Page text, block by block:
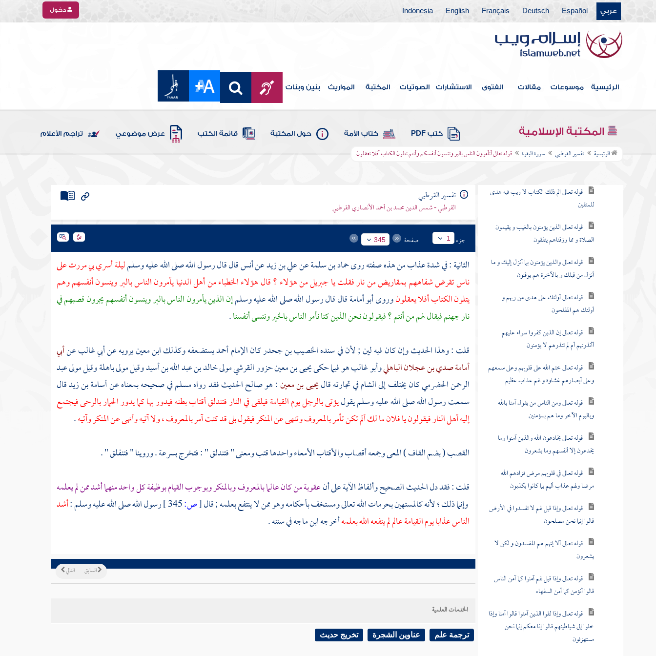
عربي Español
Deutsch
Français
English
Indonesia دخول
الرئيسية موسوعات مقالات الفتوى الاستشارات الصوتيات المكتبة المواريث بنين وبنات
المكتبة الإسلامية كتب PDF كتاب الأمة حول المكتبة قائمة الكتب عرض موضوعي تراجم الأعلام
الرئيسية تفسير القرطبي سورة البقرة قوله تعالى أتأمرون الناس بالبر وتنسون أنفسكم وأنتم تتلون الكتاب أفلا تعقلون
باب ما جاء من الحجة في الرد على
من طعن في القرآن وخالف مصحف
عثمان بالزيادة والنقصان
سورة الفاتحة
سورة البقرة
قوله تعالى الم ذلك الكتاب لا ريب فيه هدى
للمتقين
قوله تعالى الذين يؤمنون بالغيب و يقيمون
الصلاة و مما رزقناهم ينفقون
قوله تعالى والذين يؤمنون بما أنزل إليك و ما
أنزل من قبلك و بالآخرة هم يوقنون
قوله تعالى أولئك على هدى من ربهم و
أولئك هم المفلحون
قوله تعالى إن الذين كفروا سواء عليهم
أأنذرتهم أم لم تنذرهم لا يؤمنون
قوله تعالى ختم الله على قلوبهم وعلى سمعهم
وعلى أبصارهم غشاوة و لهم عذاب عظيم
قوله تعالى ومن الناس من يقول آمنا بالله
وباليوم الآخر وما هم بمؤمنين
قوله تعالى يخادعون الله والذين آمنوا وما
يخدعون إلا أنفسهم وما يشعرون
قوله تعالى في قلوبهم مرض فزادهم الله
مرضا ولهم عذاب أليم بما كانوا يكذبون
قوله تعالى وإذا قيل لهم لا تفسدوا في الأرض
قالوا إنما نحن مصلحون
قوله تعالى ألا إنهم هم المفسدون و لكن لا
يشعرون
قوله تعالى وإذا قيل لهم آمنوا كما آمن الناس
قالوا أنؤمن كما آمن السفهاء
قوله تعالى وإذا لقوا الذين آمنوا قالوا آمنا وإذا
خلوا إلى شياطينهم قالوا إنا معكم إنما نحن
مستهزئون
تفسير القرطبي
القرطبي - شمس الدين محمد بن أحمد الأنصاري القرطبي
جزء 1 صفحة 345
الثانية : في شدة عذاب من هذه صفته روىحماد بن سلمةعنعلي بن زيدعنأنسقال قال رسول الله صلى الله عليه وسلمليلة أسري بي مررت على
ناس تقرض شفاههم بمقاريض من نار فقلت ياجبريلمن هؤلاء ؟ قال هؤلاء الخطباء من أهل الدنيا يأمرون الناس بالبر وينسون أنفسهم وهم
يتلون الكتاب أفلا يعقلونوروىأبو أمامةقال قال رسول الله صلى الله عليه وسلمإن الذين يأمرون الناس بالبر وينسون أنفسهم يجرون قصبهم في
نار جهنم فيقال لهم من أنتم ؟ فيقولون نحن الذين كنا نأمر الناس بالخير وننسى أنفسنا.
قلت : وهذا الحديث وإن كان فيه لين ; لأن في سندهالخصيب بن جحدركان الإمامأحمديستضعفه وكذلكابن معينيرويه عنأبي غالبعنأبي
أمامة صدي بن عجلان الباهليوأبو غالبهو فيما حكىيحيى بن معين حزور القرشي مولى خالد بن عبد الله بن أسيدوقيلمولى باهلةوقيلمولى عبد
الرحمن الحضرميكان يختلف إلىالشامفي تجارته قاليحيى بن معين: هو صالح الحديث فقد رواهمسلمفي صحيحه بمعناه عنأسامة بن زيدقال
سمعت رسول الله صلى الله عليه وسلم يقوليؤتى بالرجل يوم القيامة فيلقى في النار فتندلق أقتاب بطنه فيدور بها كما يدور الحمار بالرحى فيجتمع
إليه أهل النار فيقولون يا فلان ما لك ألم تكن تأمر بالمعروف وتنهى عن المنكر فيقول بلى قد كنت آمر بالمعروف ، ولا آتيه وأنهى عن المنكر وآتيه.
القصب ( بضم القاف ) المعى وجمعه أقصاب والأقتاب الأمعاء واحدها قتب ومعنى " فتندلق " : فتخرج بسرعة . وروينا " فتنفلق " .
قلت : فقد دل الحديث الصحيح وألفاظ الآية على أنعقوبة من كان عالما بالمعروف وبالمنكر وبوجوب القيام بوظيفة كل واحد منهما أشد ممن لم يعلمه
وإنما ذلك ؛ لأنه كالمستهين بحرمات الله تعالى ومستخف بأحكامه وهو ممن لا ينتفع بعلمه ; قال[ص: رسول الله صلى الله عليه وسلم :أشد
الناس عذابا يوم القيامة عالم لم ينفعه الله بعلمهأخرجهابن ماجهفي سننه .
التالي السابق
الخدمات العلمية
ترجمة علم عناوين الشجرة تخريج حديث